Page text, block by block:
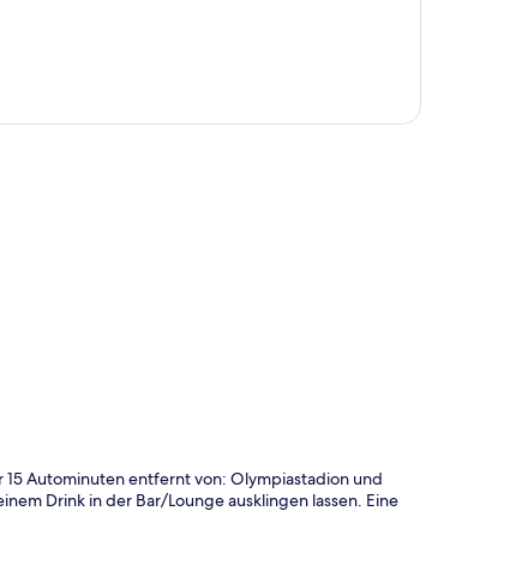
Autominuten entfernt von: Olympiastadion und
Drink in der Bar/Lounge ausklingen lassen. Eine